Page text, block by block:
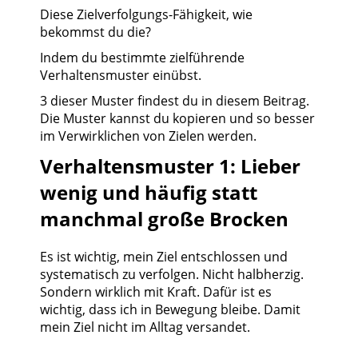
Diese Zielverfolgungs-Fähigkeit, wie
bekommst du die?
Indem du bestimmte zielführende
Verhaltensmuster einübst.
3 dieser Muster findest du in diesem Beitrag.
Die Muster kannst du kopieren und so besser
im Verwirklichen von Zielen werden.
Verhaltensmuster 1: Lieber
wenig und häufig statt
manchmal große Brocken
Es ist wichtig, mein Ziel entschlossen und
systematisch zu verfolgen. Nicht halbherzig.
Sondern wirklich mit Kraft. Dafür ist es
wichtig, dass ich in Bewegung bleibe. Damit
mein Ziel nicht im Alltag versandet.